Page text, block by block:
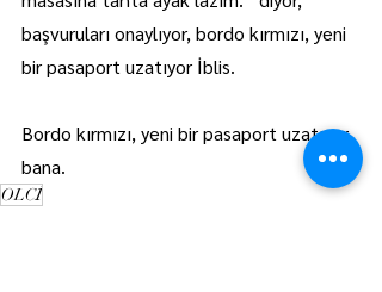
başvuruları onaylıyor, bordo kırmızı, yeni
bir pasaport uzatıyor İblis.
Bordo kırmızı, yeni bir pasaport uzatıyor
bana.
OLCİ